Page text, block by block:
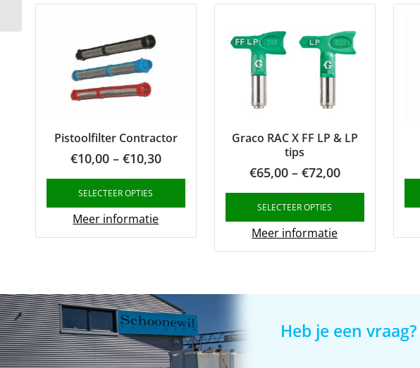
Pistoolfilter Contractor
€10,00 – €10,30Price
range:
€10,30
SELECTEER OPTIES
Meer informatie
Graco RAC X FF LP & LP
tips
€65,00 – €72,00Price
range:
€72,00
SELECTEER OPTIES
Meer informatie
Heb je een vraag?